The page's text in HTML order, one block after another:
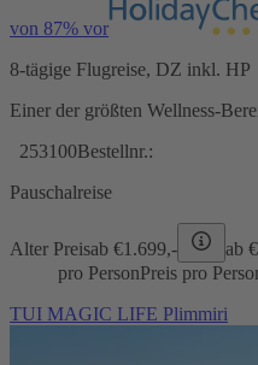
von 87% vor
8-tägige Flugreise, DZ inkl. HP
Einer der größten Wellness-
253100Bestellnr.:
Pauschalreise
Alter Preisab €1.699,- ab €
pro PersonPreis pro
TUI MAGIC LIFE Plimmiri